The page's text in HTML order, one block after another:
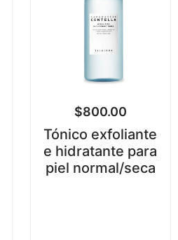
$800.00
Tónico exfoliante
e hidratante para
piel normal/seca